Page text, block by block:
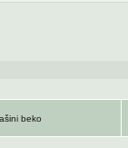
beko